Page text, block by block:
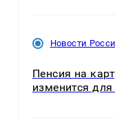
Новости
Пенсия на
изменится